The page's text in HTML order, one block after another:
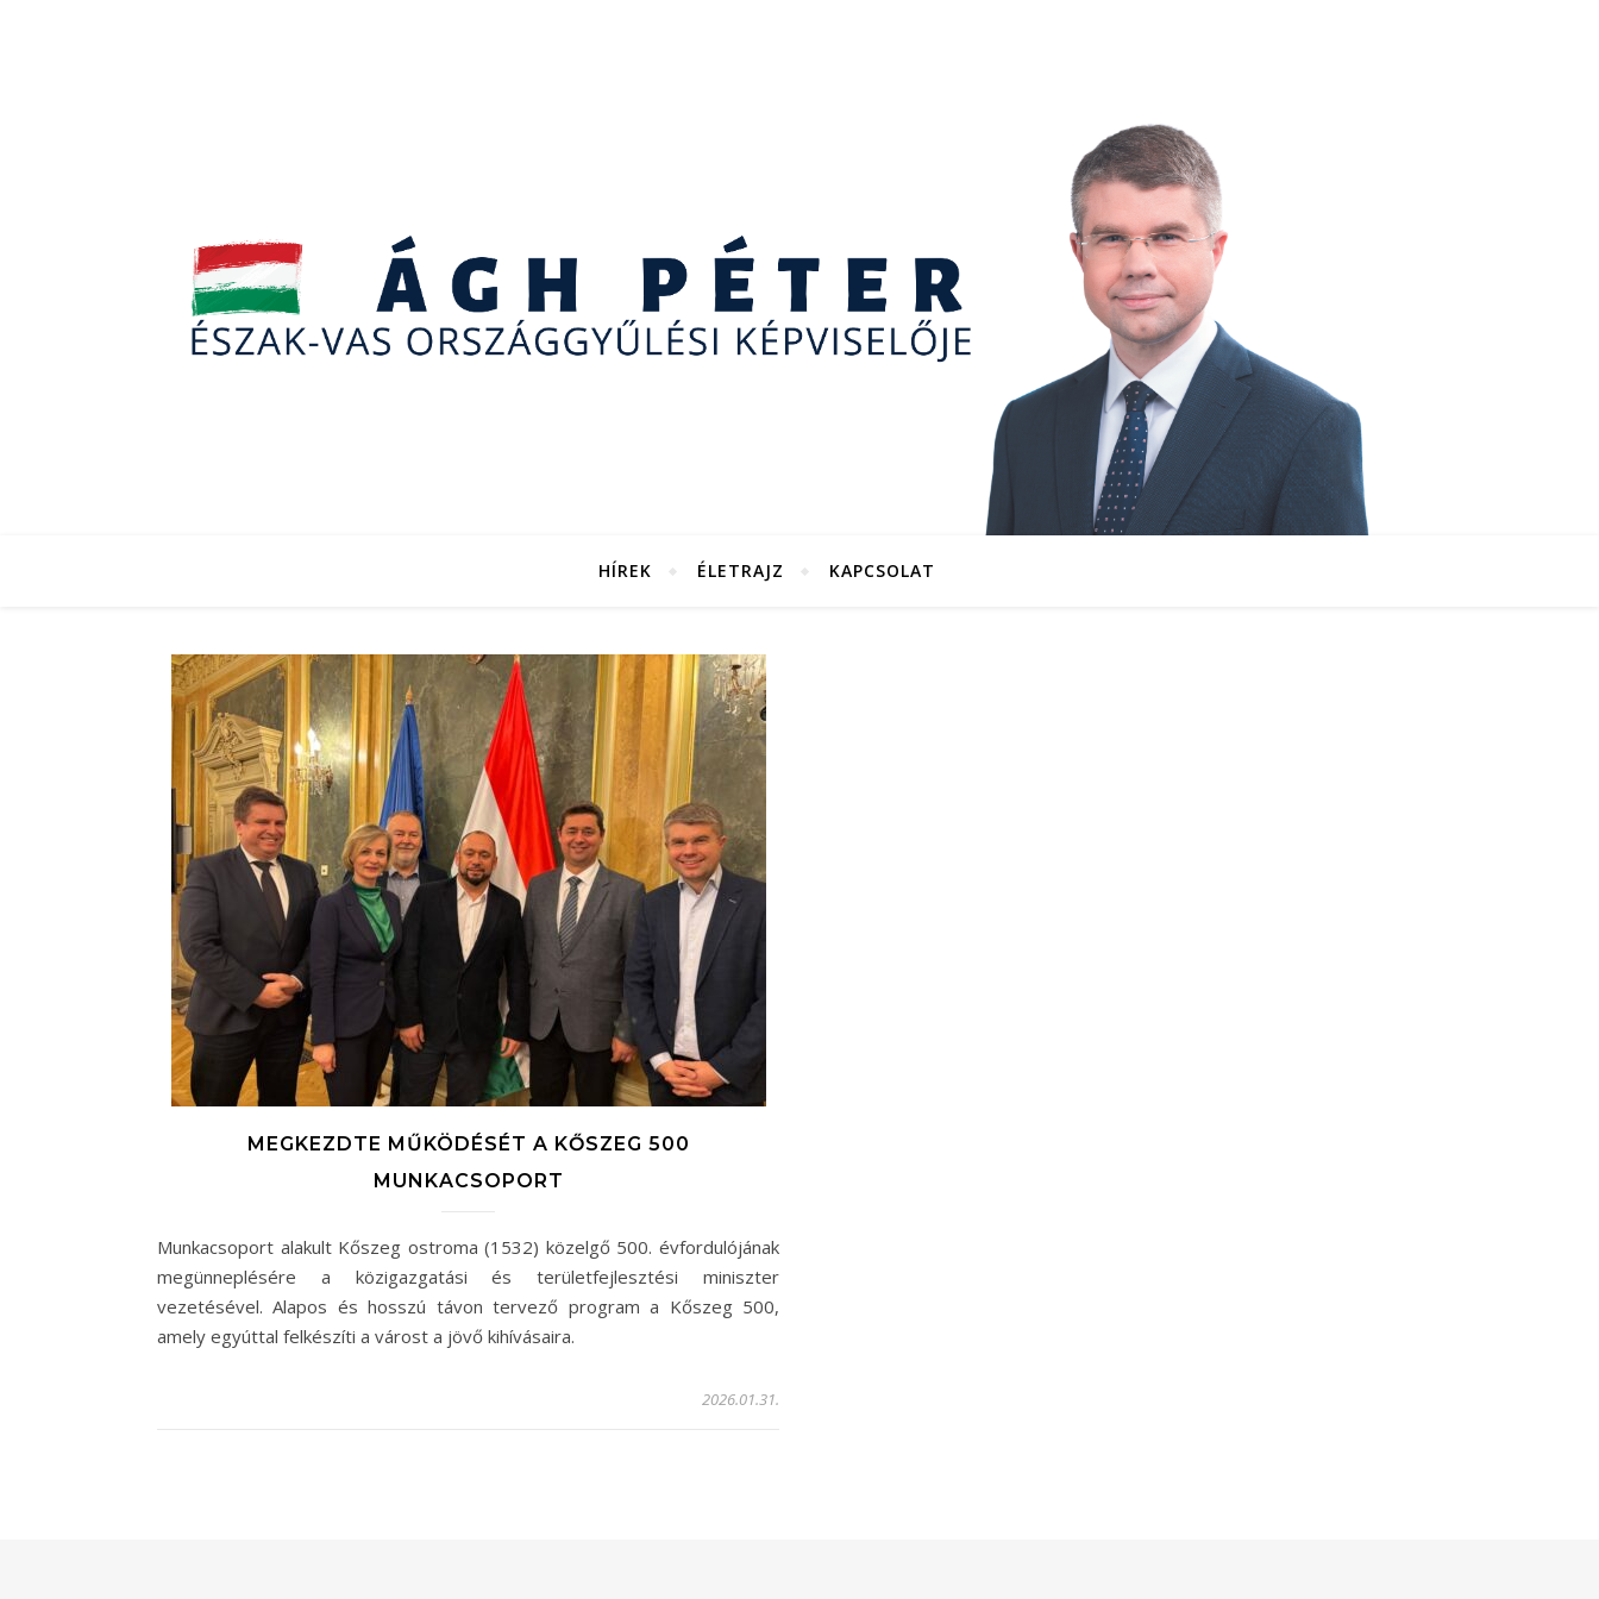
HÍREK ÉLETRAJZ KAPCSOLAT
MEGKEZDTE MŰKÖDÉSÉT A KŐSZEG 500
MUNKACSOPORT
Munkacsoport alakult Kőszeg ostroma (1532) közelgő 500. évfordulójának
megünneplésére a közigazgatási és területfejlesztési miniszter
vezetésével. Alapos és hosszú távon tervező program a Kőszeg 500,
amely egyúttal felkészíti a várost a jövő kihívásaira.
2026.01.31.